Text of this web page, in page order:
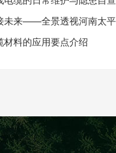
料的应用要点介绍